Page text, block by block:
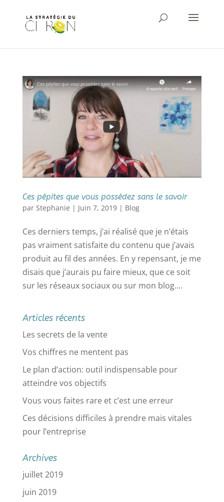
Ces pépites que vous possédez sans le savoir
par Stephanie | Juin 7, 2019| Blog
Ces derniers temps, j’ai réalisé que je n’étais
pas vraiment satisfaite du contenu que j’avais
produit au fil des années. En y repensant, je me
disais que j’aurais pu faire mieux, que ce soit
sur les réseaux sociaux ou sur mon blog....
Articles récents
Les secrets de la vente
Vos chiffres ne mentent pas
Le plan d’action: outil indispensable pour
atteindre vos objectifs
Vous vous faites rare et c’est une erreur
Ces décisions difficiles à prendre mais vitales
pour l’entreprise
Archives
juillet 2019
juin 2019